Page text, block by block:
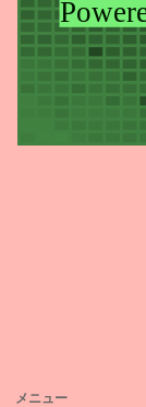
メニュー